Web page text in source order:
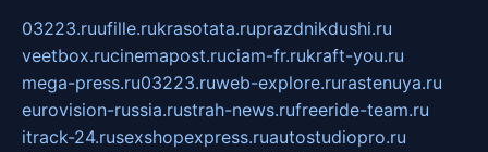
03223.ruufille.rukrasotata.ruprazdnikdushi.ru
veetbox.rucinemapost.ruciam-fr.rukraft-you.ru
mega-press.ru03223.ruweb-explore.rurastenuya.ru
eurovision-russia.rustrah-news.rufreeride-team.ru
itrack-24.rusexshopexpress.ruautostudiopro.ru